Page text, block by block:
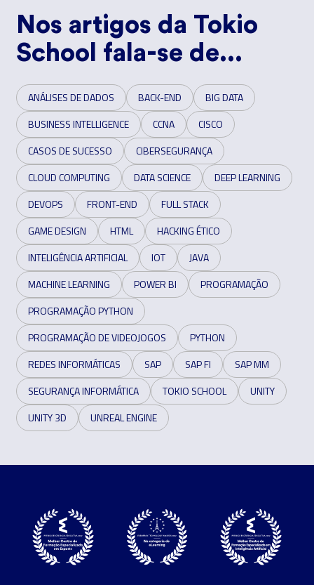
Nos artigos da Tokio
School fala-se de...
ANÁLISES DE DADOS BACK-END
BIG DATA
BUSINESS INTELLIGENCE
CCNA
CISCO
CASOS DE SUCESSO
CIBERSEGURANÇA
CLOUD COMPUTING
DATA SCIENCE
DEEP LEARNING
DEVOPS
FRONT-END
FULL STACK
GAME DESIGN
HTML
HACKING ÉTICO
INTELIGÊNCIA ARTIFICIAL
IOT
JAVA
MACHINE LEARNING
POWER BI
PROGRAMAÇÃO
PROGRAMAÇÃO PYTHON
PROGRAMAÇÃO DE VIDEOJOGOS
PYTHON
REDES INFORMÁTICAS
SAP SAP FI
SAP MM
SEGURANÇA INFORMÁTICA
TOKIO SCHOOL
UNITY
UNITY 3D
UNREAL ENGINE